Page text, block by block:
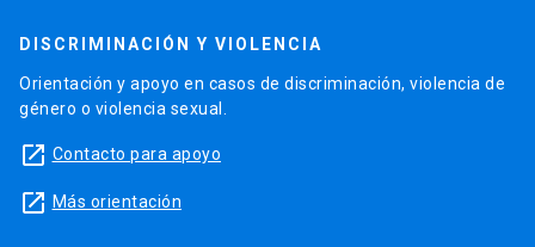
DISCRIMINACIÓN Y VIOLENCIA
Orientación y apoyo en casos de discriminación, violencia de
género o violencia sexual.
launch Contacto para apoyo
launch Más orientación